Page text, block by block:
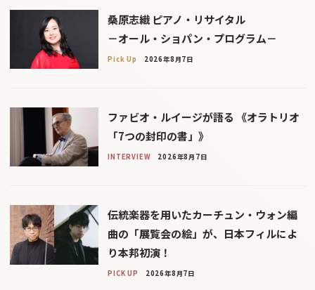
桑原志織 ピアノ・リサイタル
－オール・ショパン・プログラム－
Pick Up 2026年8月7日
ファビオ・ルイージが語る 《オラトリオ
「7つの封印の書」》
INTERVIEW 2026年8月7日
伝統楽器を用いたカーチュン・ウォン編
曲の「展覧会の絵」が、日本フィルによ
り本邦初演！
PICK UP 2026年8月7日